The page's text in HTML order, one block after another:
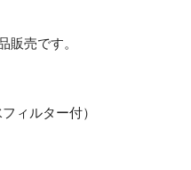
販売です。
ィルター付）